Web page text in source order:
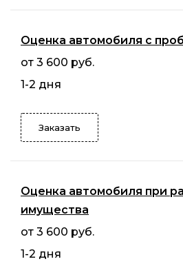
Оценка автомобиля с
от 3 600 руб.
1-2 дня
Заказать
Оценка автомобиля при
имущества
от 3 600 руб.
1-2 дня